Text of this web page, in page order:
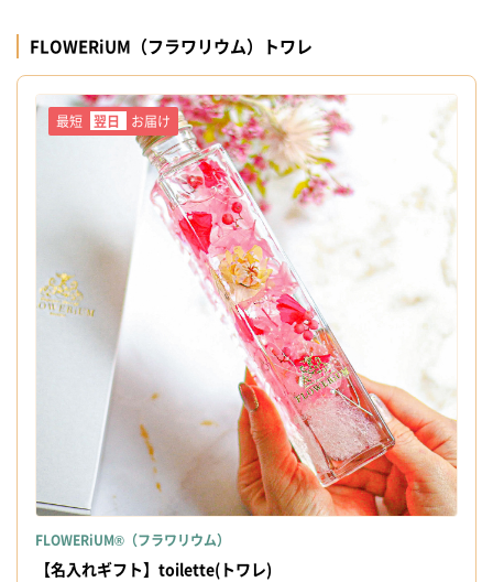
FLOWERiUM（フラワリウム）トワレ
最短 翌日 お届け
FLOWERiUM®（フラワリウム）
【名入れギフト】toilette(トワレ)